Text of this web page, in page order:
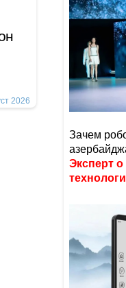
2026
Зачем
Эксперт